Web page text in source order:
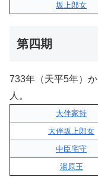
坂上郎女
第四期
733年（天平5年）
人。
大伴家持
大伴坂上郎女
中臣宅守
湯原王